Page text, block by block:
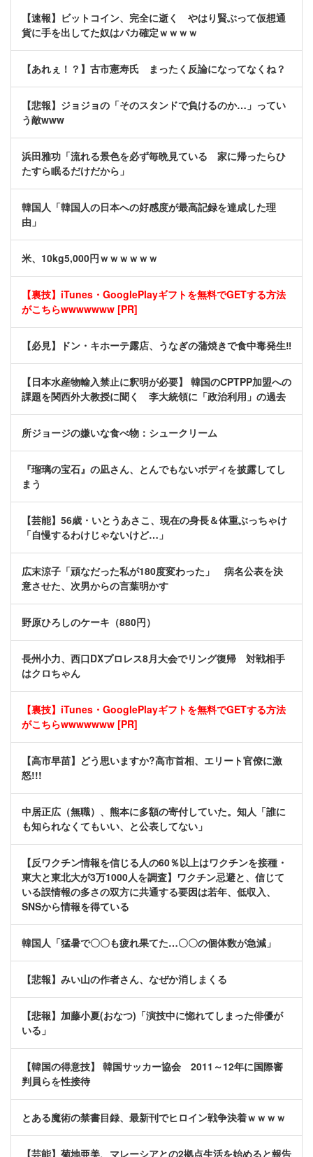
【速報】ビットコイン、完全に逝く やはり賢ぶって仮想通
貨に手を出してた奴はバカ確定ｗｗｗｗ
【あれぇ！？】古市憲寿氏 まったく反論になってなくね？
【悲報】ジョジョの「そのスタンドで負けるのか…」ってい
う敵www
浜田雅功「流れる景色を必ず毎晩見ている 家に帰ったらひ
たすら眠るだけだから」
韓国人「韓国人の日本への好感度が最高記録を達成した理
由」
米、10kg5,000円ｗｗｗｗｗｗ
【裏技】iTunes・GooglePlayギフトを無料でGETする方法
がこちらwwwwwww [PR]
【必見】ドン・キホーテ露店、うなぎの蒲焼きで食中毒発生‼
【日本水産物輸入禁止に釈明が必要】 韓国のCPTPP加盟への
課題を関西外大教授に聞く 李大統領に「政治利用」の過去
所ジョージの嫌いな食べ物：シュークリーム
『瑠璃の宝石』の凪さん、とんでもないボディを披露してし
まう
【芸能】56歳・いとうあさこ、現在の身長＆体重ぶっちゃけ
「自慢するわけじゃないけど…」
広末涼子「頑なだった私が180度変わった」 病名公表を決
意させた、次男からの言葉明かす
野原ひろしのケーキ（880円）
長州小力、西口DXプロレス8月大会でリング復帰 対戦相手
はクロちゃん
【裏技】iTunes・GooglePlayギフトを無料でGETする方法
がこちらwwwwwww [PR]
【高市早苗】どう思いますか?高市首相、エリート官僚に激
怒!!!
中居正広（無職）、熊本に多額の寄付していた。知人「誰に
も知られなくてもいい、と公表してない」
【反ワクチン情報を信じる人の60％以上はワクチンを接種・
東大と東北大が3万1000人を調査】ワクチン忌避と、信じて
いる誤情報の多さの双方に共通する要因は若年、低収入、
SNSから情報を得ている
韓国人「猛暑で〇〇も疲れ果てた…〇〇の個体数が急減」
【悲報】みい山の作者さん、なぜか消しまくる
【悲報】加藤小夏(おなつ)「演技中に惚れてしまった俳優が
いる」
【韓国の得意技】 韓国サッカー協会 2011～12年に国際審
判員らを性接待
とある魔術の禁書目録、最新刊でヒロイン戦争決着ｗｗｗｗ
【芸能】菊地亜美、マレーシアとの2拠点生活を始めると報告